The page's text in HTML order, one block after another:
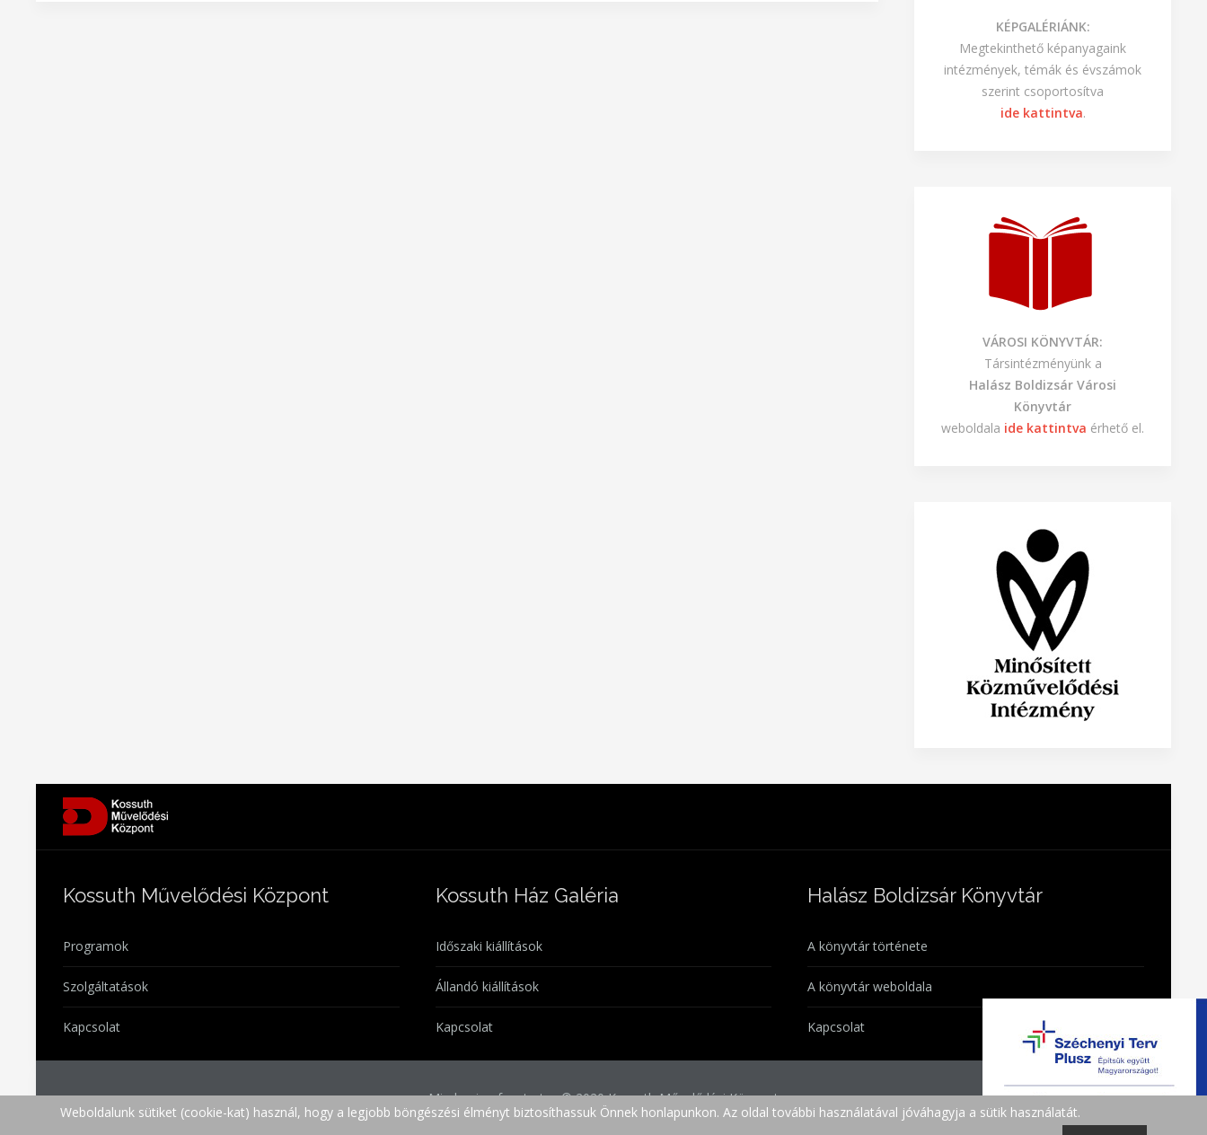
KÉPGALÉRIÁNK:
Megtekinthető képanyagaink
intézmények, témák és évszámok
szerint csoportosítva
ide kattintva.
VÁROSI KÖNYVTÁR:
Társintézményünk a
Halász Boldizsár Városi
Könyvtár
weboldala ide kattintva érhető el.
Kossuth Művelődési Központ
Programok
Szolgáltatások
Kapcsolat
Kossuth Ház Galéria
Időszaki kiállítások
Állandó kiállítások
Kapcsolat
Halász Boldizsár Könyvtár
A könyvtár története
A könyvtár weboldala
Kapcsolat
Minden jog fenntartva © 2020 Kossuth Művelődési Központ
Weboldal:Tomor Visual Graphics
Weboldalunk sütiket (cookie-kat) használ, hogy a legjobb böngészési élményt biztosíthassuk Önnek honlapunkon. Az oldal további használatával jóváhagyja a sütik használatát.